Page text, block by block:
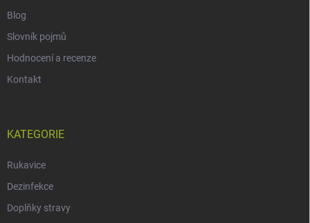
Blog
Slovník pojmů
Hodnocení a recenze
Kontakt
KATEGORIE
Rukavice
Dezinfekce
Doplňky stravy